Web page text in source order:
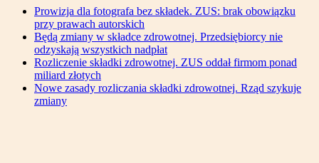
Prowizja dla fotografa bez składek. ZUS: brak obowiązku
przy prawach autorskich
Będą zmiany w składce zdrowotnej. Przedsiębiorcy nie
odzyskają wszystkich nadpłat
Rozliczenie składki zdrowotnej. ZUS oddał firmom ponad
miliard złotych
Nowe zasady rozliczania składki zdrowotnej. Rząd szykuje
zmiany